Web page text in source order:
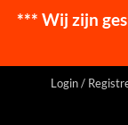
*** Wij zijn
Login /